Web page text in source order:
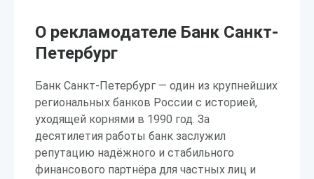
О рекламодателе Банк Санкт-
Петербург
Банк Санкт-Петербург — один из крупнейших
региональных банков России с историей,
уходящей корнями в 1990 год. За
десятилетия работы банк заслужил
репутацию надёжного и стабильного
финансового партнёра для частных лиц и